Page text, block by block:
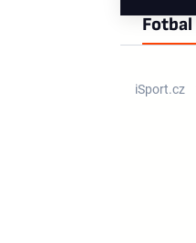
Fotbal
iSport.cz